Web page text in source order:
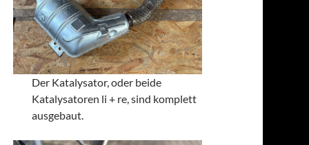
Der Katalysator, oder beide
Katalysatoren li + re, sind komplett
ausgebaut.